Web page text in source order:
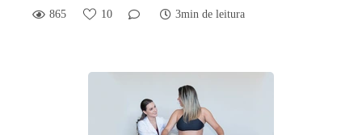
865 10 3min de leitura